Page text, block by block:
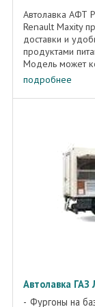
Автолавка АФТ
Renault Maxity
доставки и
продуктами
Модель может
оборудованием
подробнее
Автолавка
Фургоны на